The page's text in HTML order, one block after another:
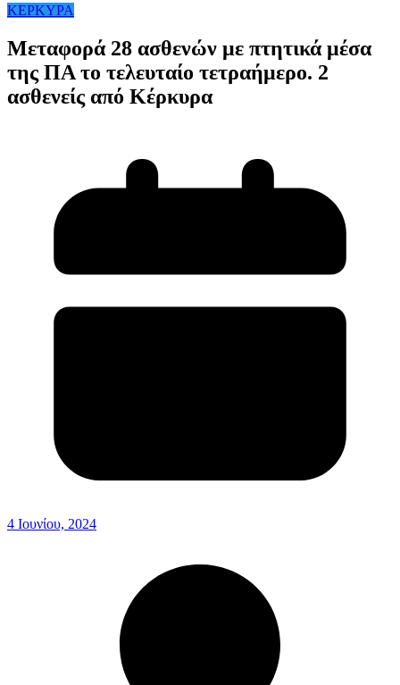
ΚΕΡΚΥΡΑ
Μεταφορά 28 ασθενών με πτητικά μέσα
της ΠΑ το τελευταίο τετραήμερο. 2
ασθενείς από Κέρκυρα
4 Ιουνίου, 2024